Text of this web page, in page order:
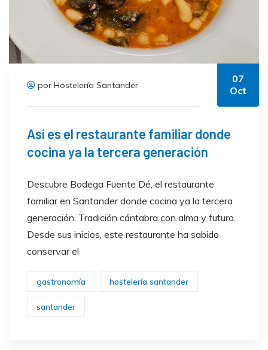
por Hostelería Santander
07
Oct
Así es el restaurante familiar donde
cocina ya la tercera generación
Descubre Bodega Fuente Dé, el restaurante
familiar en Santander donde cocina ya la tercera
generación. Tradición cántabra con alma y futuro.
Desde sus inicios, este restaurante ha sabido
conservar el
gastronomía hostelería santander
santander